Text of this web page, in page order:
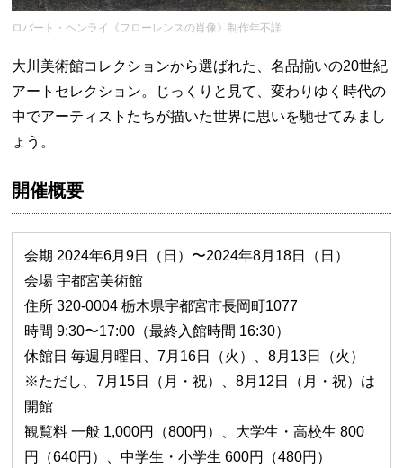
ロバート・ヘンライ《フローレンスの肖像》制作年不詳
大川美術館コレクションから選ばれた、名品揃いの20世紀
アートセレクション。じっくりと見て、変わりゆく時代の
中でアーティストたちが描いた世界に思いを馳せてみまし
ょう。
開催概要
会期 2024年6月9日（日）〜2024年8月18日（日）
会場 宇都宮美術館
住所 320-0004 栃木県宇都宮市長岡町1077
時間 9:30〜17:00（最終入館時間 16:30）
休館日 毎週月曜日、7月16日（火）、8月13日（火）
※ただし、7月15日（月・祝）、8月12日（月・祝）は
開館
観覧料 一般 1,000円（800円）、大学生・高校生 800
円（640円）、中学生・小学生 600円（480円）